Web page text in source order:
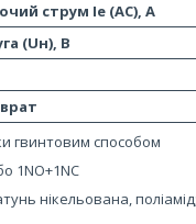
струм Ie (AC), А
(Uн), В
гвинтовим способом
1NO+1NC
нікельована,